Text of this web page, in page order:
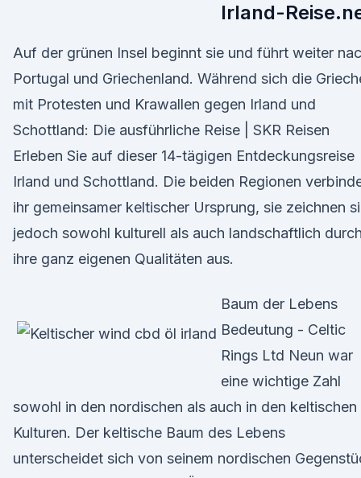
Irland-
Auf der grünen Insel beginnt sie und führt weiter
Portugal und Griechenland. Während sich die
mit Protesten und Krawallen gegen Irland und
Schottland: Die ausführliche Reise | SKR Reisen
Erleben Sie auf dieser 14-tägigen Entdeckungsreise
Irland und Schottland. Die beiden Regionen
ihr gemeinsamer keltischer Ursprung, sie zeichnen
jedoch sowohl kulturell als auch landschaftlich durch
ihre ganz eigenen Qualitäten aus.
Baum der Lebens
Bedeutung - Celtic
Rings Ltd Neun war
eine wichtige Zahl
sowohl in den nordischen als auch in den keltischen
Kulturen. Der keltische Baum des Lebens
unterscheidet sich von seinem nordischen